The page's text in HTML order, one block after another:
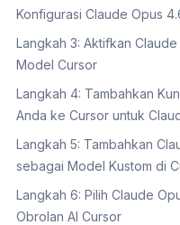
Konfigurasi Claude Opus
Langkah 3: Aktifkan
Model Cursor
Langkah 4: Tambahkan
Anda ke Cursor untuk
Langkah 5: Tambahkan
sebagai Model Kustom di
Langkah 6: Pilih Claude
Obrolan AI Cursor